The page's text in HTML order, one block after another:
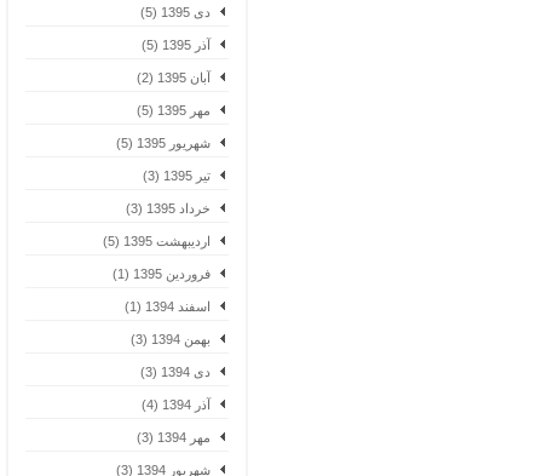
دی 1395 (5)
آذر 1395 (5)
آبان 1395 (2)
مهر 1395 (5)
شهریور 1395 (5)
تیر 1395 (3)
خرداد 1395 (3)
اردیبهشت 1395 (5)
فروردین 1395 (1)
اسفند 1394 (1)
بهمن 1394 (3)
دی 1394 (3)
آذر 1394 (4)
مهر 1394 (3)
شهریور 1394 (3)